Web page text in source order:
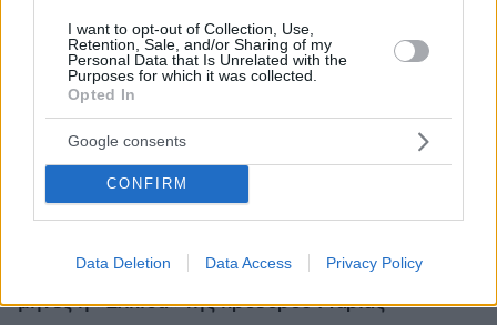
I want to opt-out of Collection, Use,
Retention, Sale, and/or Sharing of my
Personal Data that Is Unrelated with the
Purposes for which it was collected.
Opted In
Google consents
CONFIRM
Data Deletion Data Access Privacy Policy
Κόμμα Καρυστιανού: Γιατί χάνεται μέσα σε δύο
μήνες η «Ελπίδα» της προέδρου Μαρίας